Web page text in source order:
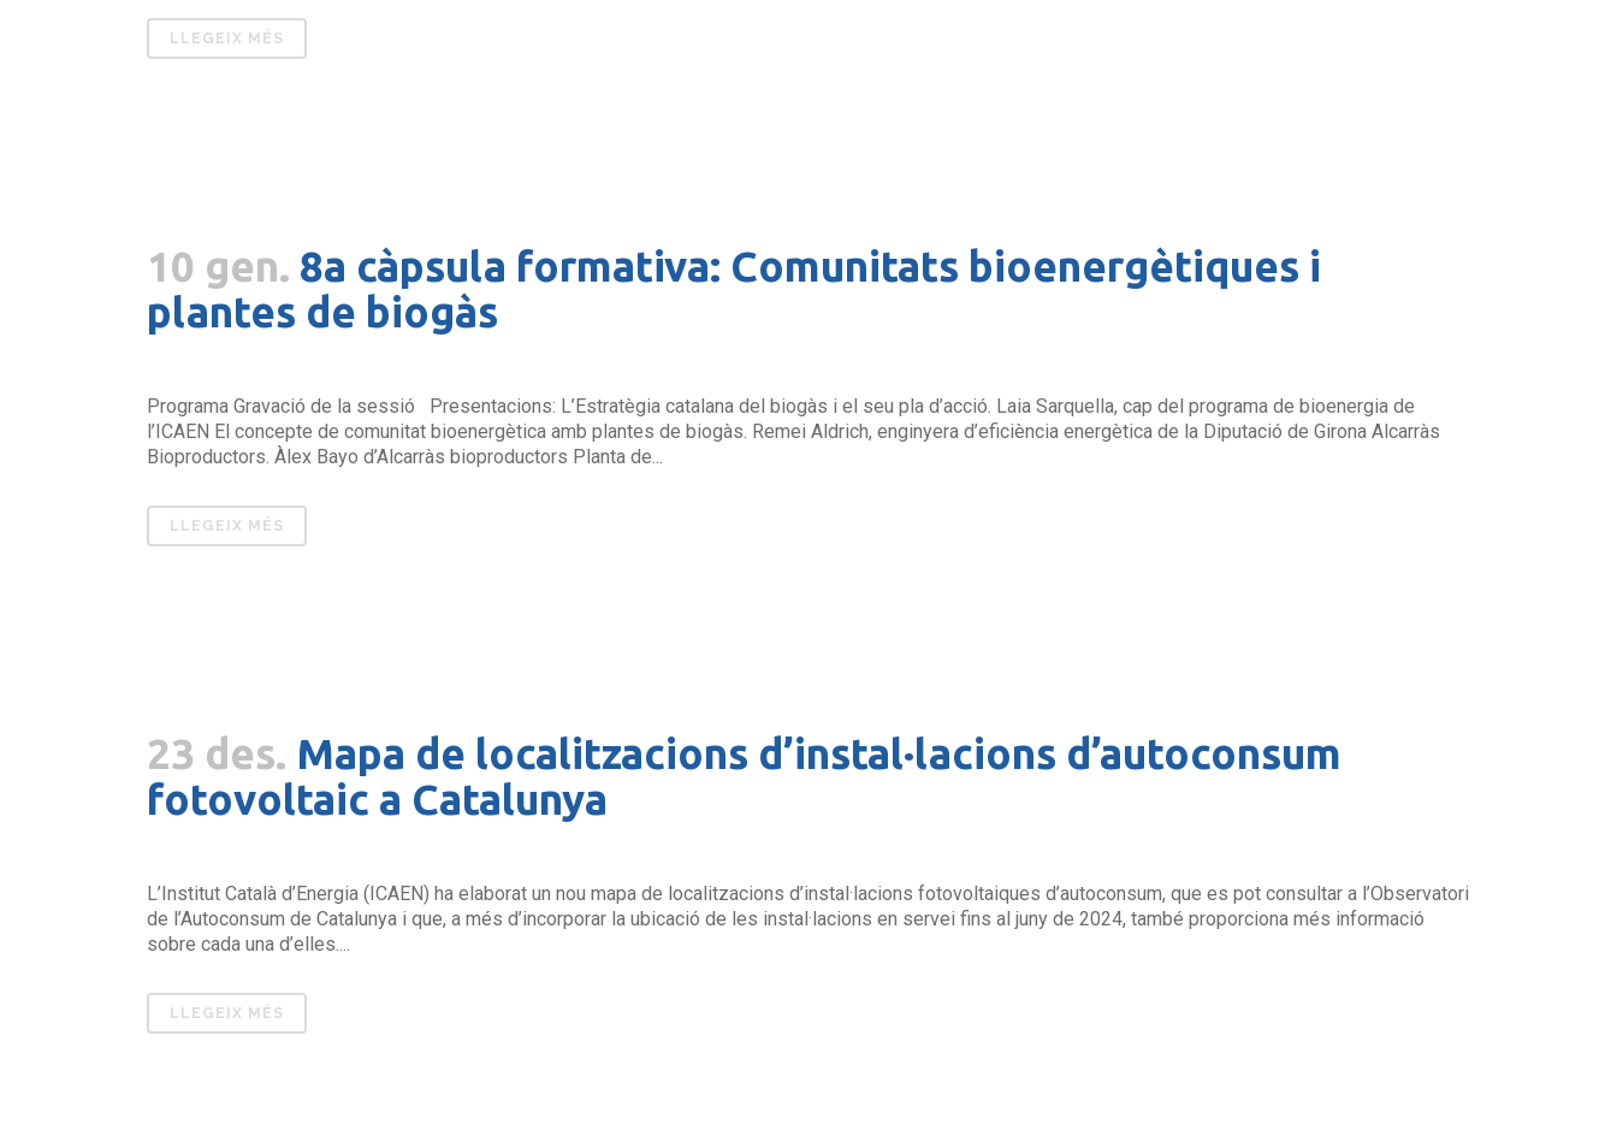
LLEGEIX MÉS
10 gen. 8a càpsula formativa: Comunitats bioenergètiques i
plantes de biogàs
Programa Gravació de la sessió Presentacions: L’Estratègia catalana del biogàs i el seu pla d’acció. Laia Sarquella, cap del programa de bioenergia de
l’ICAEN El concepte de comunitat bioenergètica amb plantes de biogàs. Remei Aldrich, enginyera d’eficiència energètica de la Diputació de Girona Alcarràs
Bioproductors. Àlex Bayo d’Alcarràs bioproductors Planta de...
LLEGEIX MÉS
23 des. Mapa de localitzacions d’instal·lacions d’autoconsum
fotovoltaic a Catalunya
L’Institut Català d’Energia (ICAEN) ha elaborat un nou mapa de localitzacions d’instal·lacions fotovoltaiques d’autoconsum, que es pot consultar a l’Observatori
de l’Autoconsum de Catalunya i que, a més d’incorporar la ubicació de les instal·lacions en servei fins al juny de 2024, també proporciona més informació
sobre cada una d’elles....
LLEGEIX MÉS